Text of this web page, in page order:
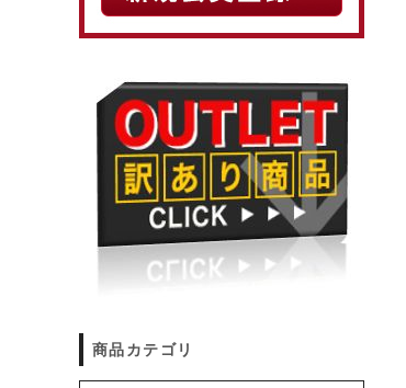
商品カテゴリ